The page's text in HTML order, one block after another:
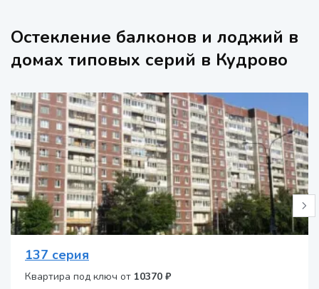
Остекление балконов и лоджий в
домах типовых серий в Кудрово
137 серия
Квартира под ключ от 10370 ₽